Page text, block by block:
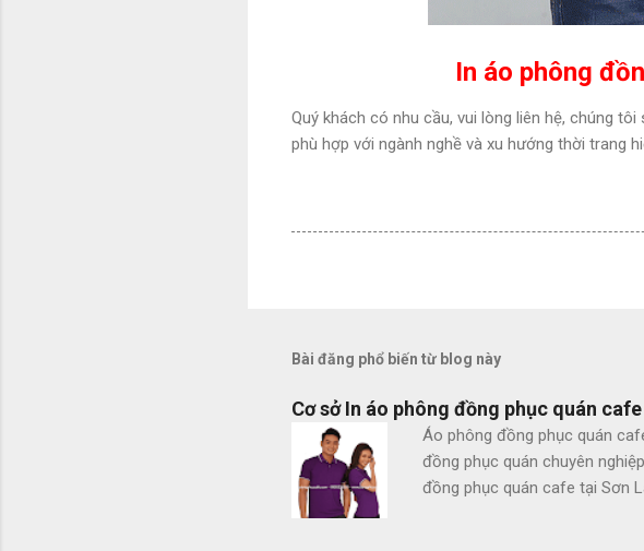
In áo phông
Quý khách có nhu cầu, vui lòng liên hệ, chúng
phù hợp với ngành nghề và xu hướng thời trang
Bài đăng phổ biến từ blog này
Cơ sở In áo phông đồng phục quán
Áo phông đồng phục quán
đồng phục quán chuyên
đồng phục quán cafe tại Sơn
Theo mẫu - Hình thức cắt